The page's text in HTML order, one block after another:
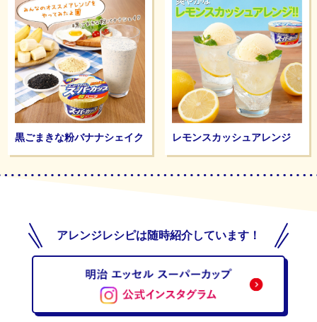
黒ごまきな粉バナナシェイク レモンスカッシュアレンジ
アレンジレシピは随時紹介しています！